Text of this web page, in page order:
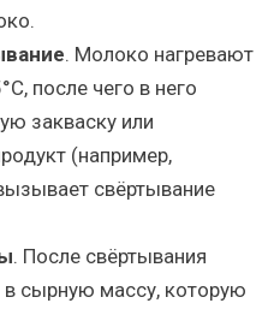
. Молоко нагревают
после чего в него
закваску или
(например,
свёртывание
. После свёртывания
сырную массу, которую